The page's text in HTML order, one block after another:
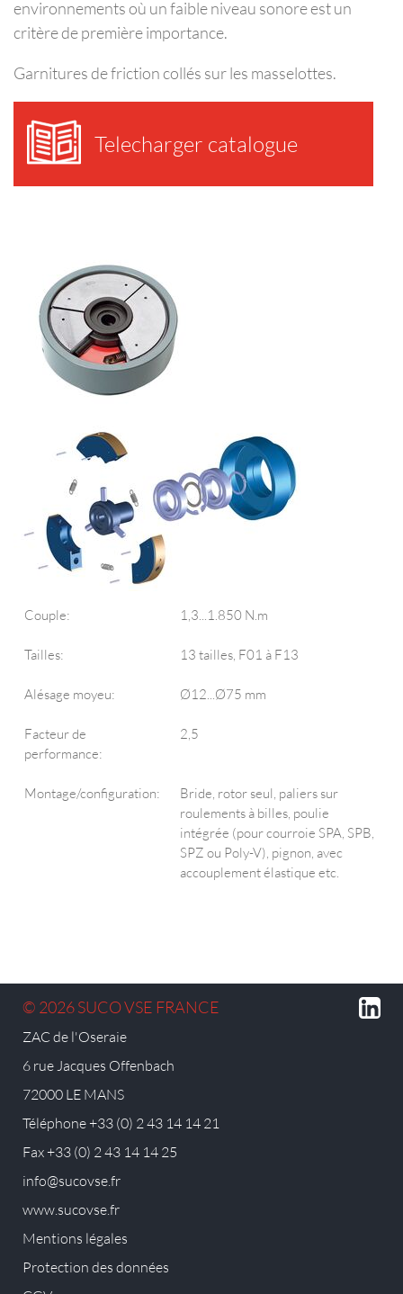
environnements où un faible niveau sonore est un
critère de première importance.
Garnitures de friction collés sur les masselottes.
Telecharger catalogue
Couple: 1,3...1.850 N.m
Tailles: 13 tailles, F01 à F13
Alésage moyeu: Ø12...Ø75 mm
Facteur de
performance:
2,5
Montage/configuration:
Bride, rotor seul, paliers sur
roulements à billes, poulie
intégrée (pour courroie SPA, SPB,
SPZ ou Poly-V), pignon, avec
accouplement élastique etc.
© 2026 SUCO VSE FRANCE
ZAC de l'Oseraie
6 rue Jacques Offenbach
72000 LE MANS
Téléphone +33 (0) 2 43 14 14 21
Fax +33 (0) 2 43 14 14 25
info@sucovse.fr
www.sucovse.fr
Mentions légales
Protection des données